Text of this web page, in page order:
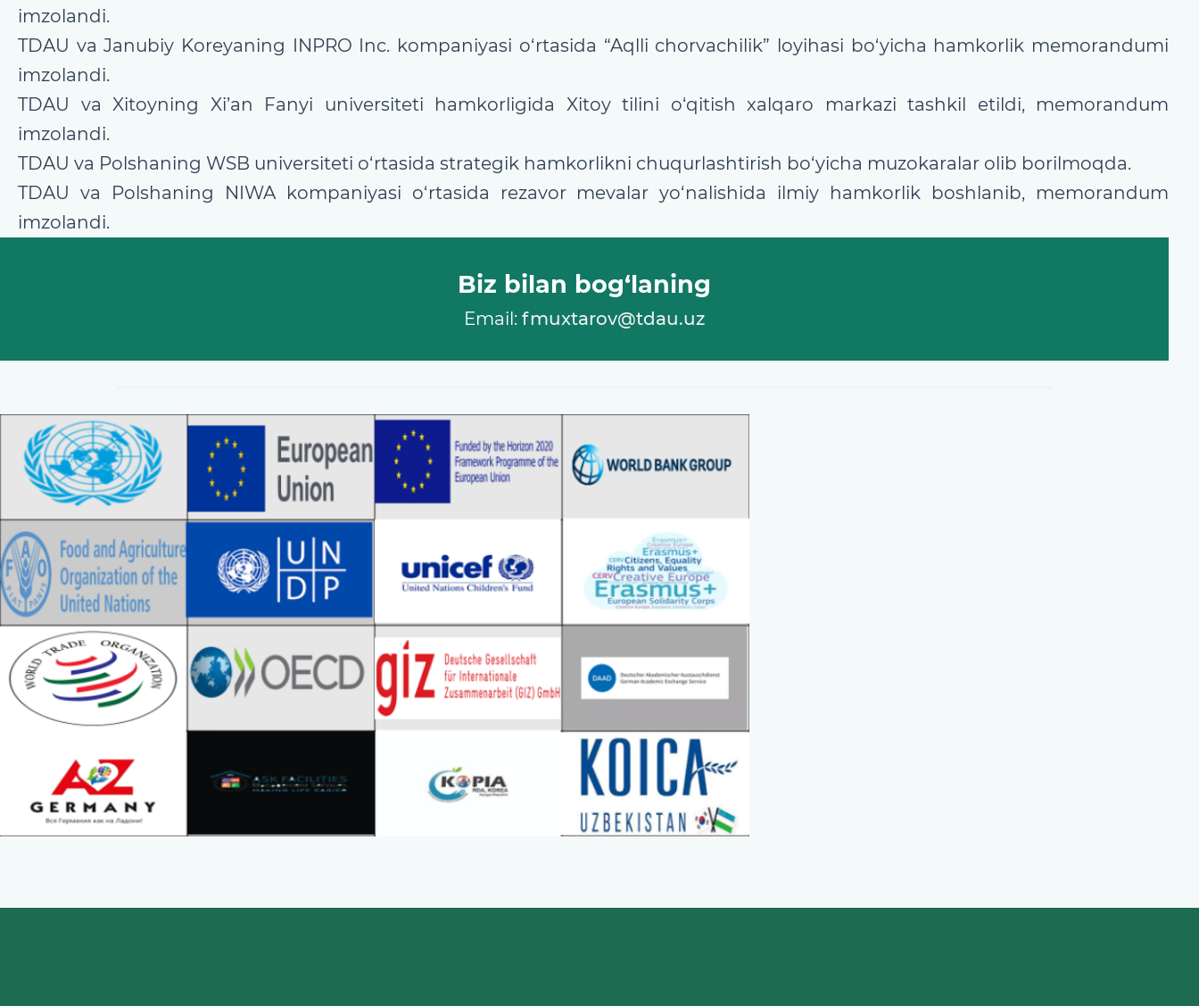
imzolandi.
TDAU va Janubiy Koreyaning INPRO Inc. kompaniyasi o‘rtasida “Aqlli chorvachilik” loyihasi bo‘yicha hamkorlik memorandumi
imzolandi.
TDAU va Xitoyning Xi’an Fanyi universiteti hamkorligida Xitoy tilini o‘qitish xalqaro markazi tashkil etildi, memorandum
imzolandi.
TDAU va Polshaning WSB universiteti o‘rtasida strategik hamkorlikni chuqurlashtirish bo‘yicha muzokaralar olib borilmoqda.
TDAU va Polshaning NIWA kompaniyasi o‘rtasida rezavor mevalar yo‘nalishida ilmiy hamkorlik boshlanib, memorandum
imzolandi.
Biz bilan bog‘laning
Email: fmuxtarov@tdau.uz